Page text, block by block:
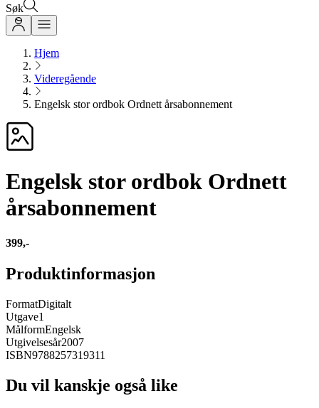
Søk
Hjem
Videregående
Engelsk stor ordbok Ordnett årsabonnement
Engelsk stor ordbok Ordnett
årsabonnement
399,-
Produktinformasjon
FormatDigitalt
Utgave1
MålformEngelsk
Utgivelsesår2007
ISBN9788257319311
Du vil kanskje også like